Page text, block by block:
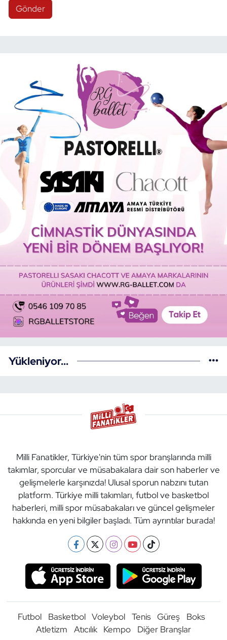
Gönder
Yükleniyor...
Milli Fanatikler, Türkiye'nin tüm spor branşlarında milli
takımlar, sporcular ve müsabakalara dair son haberler ve
gelişmelerle karşınızda! Ulusal sporun nabzını tutan
platform. Türkiye milli takımları, futbol ve basketbol
haberleri, milli spor müsabakaları ve güncel gelişmeler
hakkında en yeni bilgiler başladı. Tüm ayrıntılar burada!
Futbol Basketbol Voleybol Tenis Güreş
Boks
Atletizm
Atıcılık Kempo Diğer Branşlar